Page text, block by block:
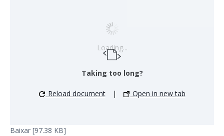
Loading...
Taking too long?
Reload document | Open in new tab
Baixar [97.38 KB]